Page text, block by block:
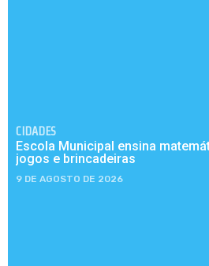
CIDADES
Escola Municipal ensina
jogos e brincadeiras
9 DE AGOSTO DE 2026